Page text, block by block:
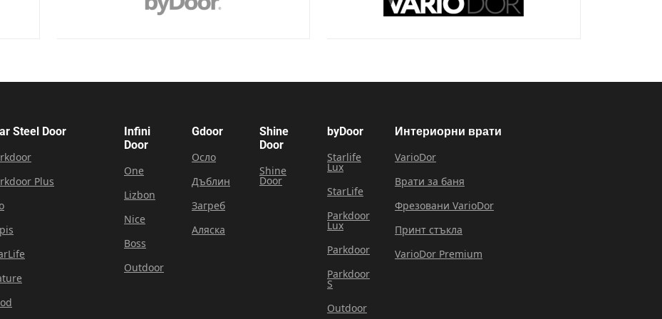
Steel Door
Plus
Infini
Door
One
Lizbon
Nice
Boss
Outdoor
Gdoor
Осло
Дъблин
Загреб
Аляска
Shine
Door
Shine
Door
byDoor
Starlife
Lux
StarLife
Parkdoor
Lux
Parkdoor
Parkdoor
S
Outdoor
Интериорни врати
VarioDor
Врати за баня
Фрезовани VarioDor
Принт стъкла
VarioDor Premium